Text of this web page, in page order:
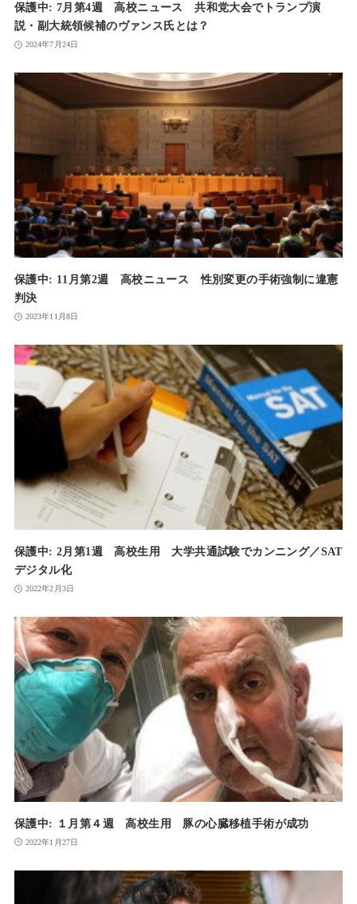
保護中: 7月第4週 高校ニュース 共和党大会でトランプ演
説・副大統領候補のヴァンス氏とは？
2024年7月24日
保護中: 11月第2週 高校ニュース 性別変更の手術強制に違憲
判決
2023年11月8日
保護中: 2月第1週 高校生用 大学共通試験でカンニング／SAT
デジタル化
2022年2月3日
保護中: １月第４週 高校生用 豚の心臓移植手術が成功
2022年1月27日